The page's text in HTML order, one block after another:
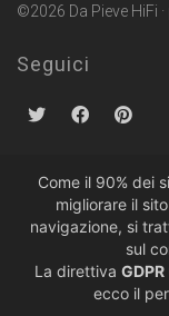
©2026 Da Pieve HiFi
Seguici
Politiche sulla Privacy
Come il 90% dei
migliorare il
navigazione, si
sul
La direttiva
ecco il